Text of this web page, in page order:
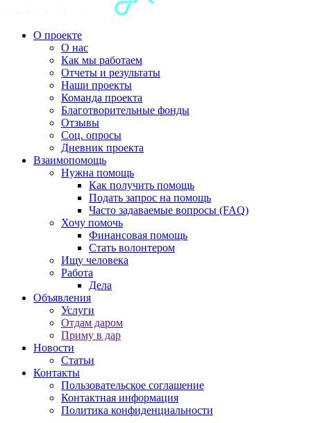
О проекте
О нас
Как мы работаем
Отчеты и результаты
Наши проекты
Команда проекта
Благотворительные фонды
Отзывы
Соц. опросы
Дневник проекта
Взаимопомощь
Нужна помощь
Как получить помощь
Подать запрос на помощь
Часто задаваемые вопросы (FAQ)
Хочу помочь
Финансовая помощь
Стать волонтером
Ищу человека
Работа
Дела
Объявления
Услуги
Отдам даром
Приму в дар
Новости
Статьи
Контакты
Пользовательское соглашение
Контактная информация
Политика конфиденциальности